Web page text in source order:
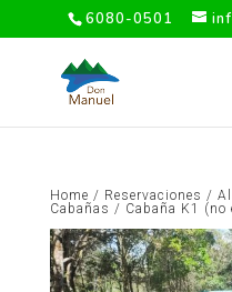
6080-0501
Home / Reservaciones /
Cabañas / Cabaña K1 (no